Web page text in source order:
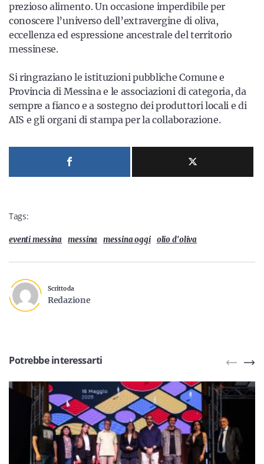
prezioso alimento. Un occasione imperdibile per
conoscere l’universo dell’extravergine di oliva,
eccellenza ed espressione ancestrale del territorio
messinese.
Si ringraziano le istituzioni pubbliche Comune e
Provincia di Messina e le associazioni di categoria, da
sempre a fianco e a sostegno dei produttori locali e di
AIS e gli organi di stampa per la collaborazione.
Tags:
eventi messina messina messina oggi olio d'oliva
Scritto da
Redazione
Potrebbe interessarti